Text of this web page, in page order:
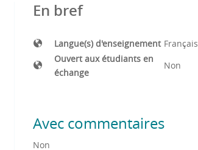
En bref
Langue(s) d'enseignement Français
Ouvert aux étudiants en
échange
Non
Avec commentaires
Non